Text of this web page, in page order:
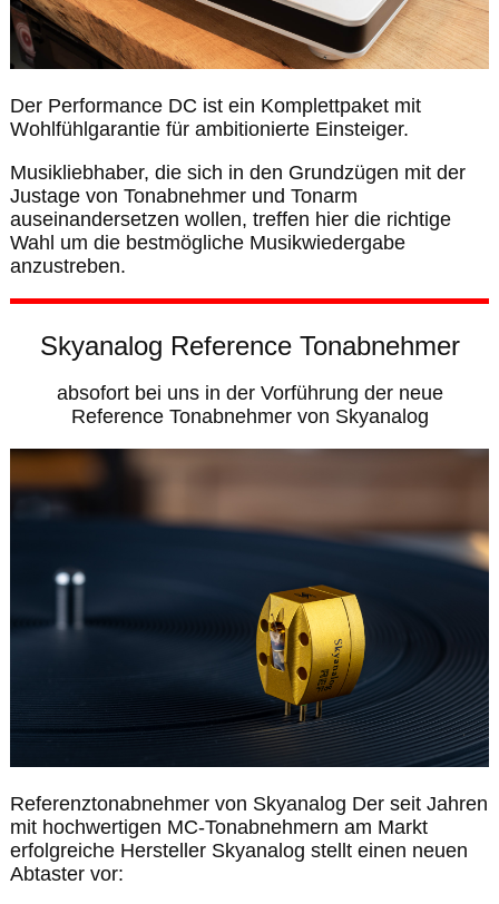
Der Performance DC ist ein Komplettpaket mit
Wohlfühlgarantie für ambitionierte Einsteiger.
Musikliebhaber, die sich in den Grundzügen mit der
Justage von Tonabnehmer und Tonarm
auseinandersetzen wollen, treffen hier die richtige
Wahl um die bestmögliche Musikwiedergabe
anzustreben.
Skyanalog Reference Tonabnehmer
absofort bei uns in der Vorführung der neue
Reference Tonabnehmer von Skyanalog
Referenztonabnehmer von Skyanalog Der seit Jahren
mit hochwertigen MC-Tonabnehmern am Markt
erfolgreiche Hersteller Skyanalog stellt einen neuen
Abtaster vor: